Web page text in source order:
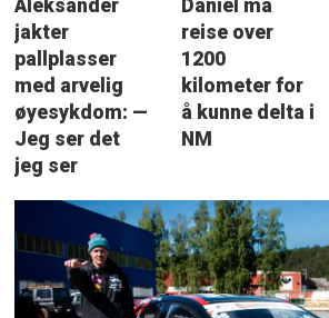
Aleksander
jakter
pallplasser
med arvelig
øyesykdom: —
Jeg ser det
jeg ser
Daniel må
reise over
1200
kilometer for
å kunne delta i
NM